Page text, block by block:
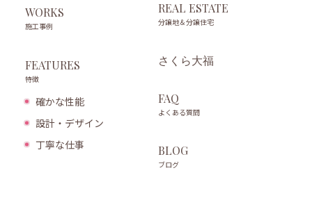
WORKS
施工事例
FEATURES
特徴
確かな性能
設計・デザイン
丁寧な仕事
REAL ESTATE
分譲地＆分譲住宅
さくら大福
FAQ
よくある質問
BLOG
ブログ